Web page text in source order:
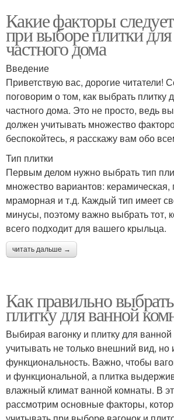
Какие факторы
при выборе плитки
частного дома
Введение
Приветствую вас, дорогие читатели!
поговорим о том, как выбрать плитку
частного дома. Это не просто, ведь
должен учитывать множество
беспокойтесь, я расскажу вам обо
Тип плитки
Первым делом нужно выбрать тип
множество вариантов: керамическая,
мраморная и т.д. Каждый тип имеет
минусы, поэтому важно выбрать тот,
всего подходит для вашего крыльца.
читать дальше →
Как правильно
плитку для ванной
Выбирая вагонку и плитку для
учитывать не только внешний вид, но
функциональность. Важно, чтобы
и функциональной, а плитка
влажный климат ванной комнаты. В
рассмотрим основные факторы,